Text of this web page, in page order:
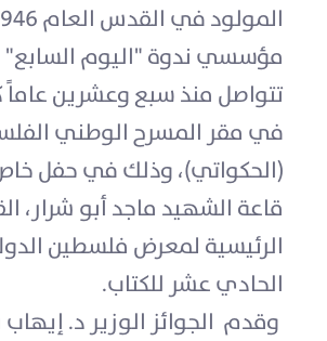
مؤسسي ندوة "اليوم السابع"
تتواصل منذ سبع وعشرين
في مقر المسرح الوطني
(الحكواتي)، وذلك في حفل
قاعة الشهيد ماجد أبو شرار،
الرئيسية لمعرض فلسطين
الحادي عشر للكتاب.
وقدم الجوائز الوزير د.